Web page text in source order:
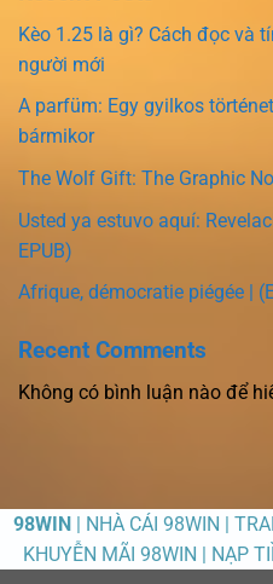
Kèo 1.25 là gì? Cách đọc và
người mới
A parfüm: Egy gyilkos
bármikor
The Wolf Gift: The Graphic
Usted ya estuvo aquí:
EPUB)
Afrique, démocratie piégée |
Recent Comments
Không có bình luận nào để
98WIN | NHÀ CÁI 98WIN |
KHUYỄN MÃI 98WIN | NẠP